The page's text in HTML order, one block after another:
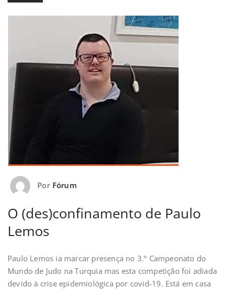
Por Fórum
O (des)confinamento de Paulo
Lemos
Paulo Lemos ia marcar presença no 3.º Campeonato do
Mundo de Judo na Turquia mas esta competição foi adiada
devido à crise epidemiológica por covid-19. Está em casa